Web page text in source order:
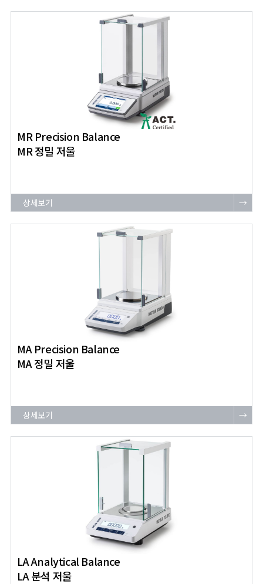
MR Precision Balance
MR 정밀 저울
상세보기 →
MA Precision Balance
MA 정밀 저울
상세보기 →
LA Analytical Balance
LA 분석 저울